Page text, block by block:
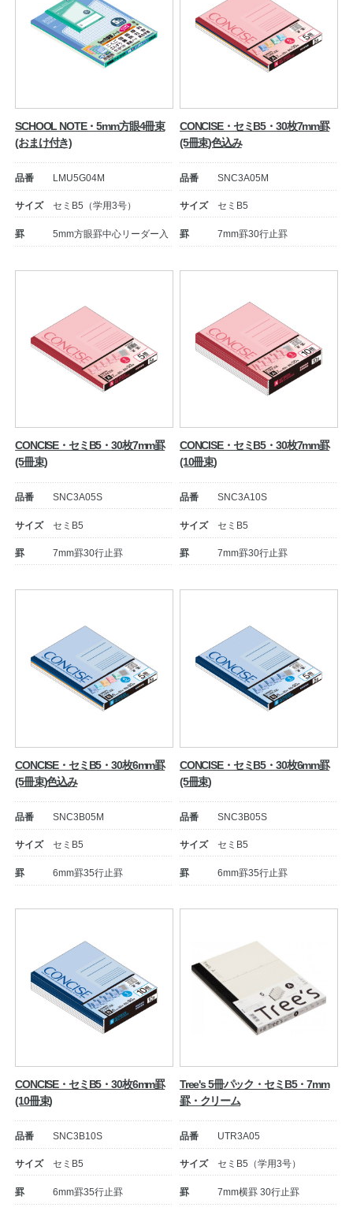
企業情報 SDGsと未来
お問い合わせ プライバシーポリシー
English
教職員の皆さまへ
OEMご希望の方へ
公式アカウント
日本ノート
SCHOOL NOTE・5mm方眼4冊束
(おまけ付き)
品番 LMU5G04M
サイズ セミB5（学用3号）
罫 5mm方眼罫中心リーダー入
CONCISE・セミB5・30枚7mm罫
(5冊束)色込み
品番 SNC3A05M
サイズ セミB5
罫 7mm罫30行止罫
CONCISE・セミB5・30枚7mm罫
(5冊束)
品番 SNC3A05S
サイズ セミB5
罫 7mm罫30行止罫
CONCISE・セミB5・30枚7mm罫
(10冊束)
品番 SNC3A10S
サイズ セミB5
罫 7mm罫30行止罫
CONCISE・セミB5・30枚6mm罫
(5冊束)色込み
品番 SNC3B05M
サイズ セミB5
罫 6mm罫35行止罫
CONCISE・セミB5・30枚6mm罫
(5冊束)
品番 SNC3B05S
サイズ セミB5
罫 6mm罫35行止罫
CONCISE・セミB5・30枚6mm罫
(10冊束)
品番 SNC3B10S
サイズ セミB5
罫 6mm罫35行止罫
Tree's 5冊パック・セミB5・7mm
罫・クリーム
品番 UTR3A05
サイズ セミB5（学用3号）
罫 7mm横罫 30行止罫